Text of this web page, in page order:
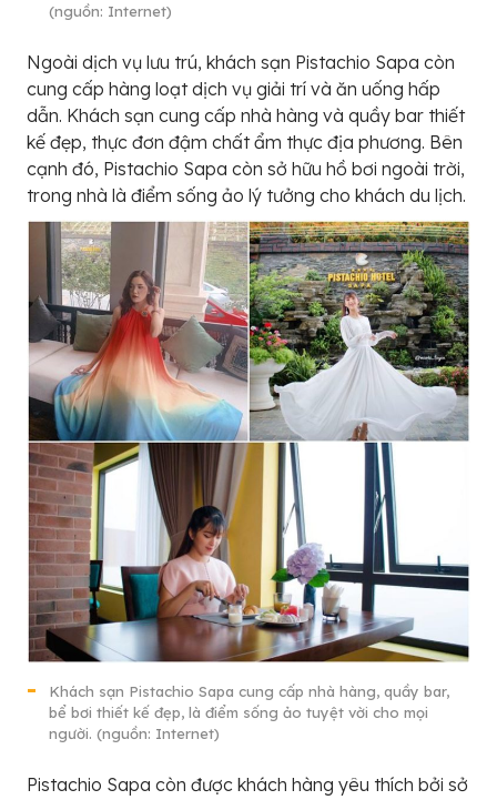
(nguồn: Internet)
Ngoài dịch vụ lưu trú, khách sạn Pistachio Sapa còn
cung cấp hàng loạt dịch vụ giải trí và ăn uống hấp
dẫn. Khách sạn cung cấp nhà hàng và quầy bar thiết
kế đẹp, thực đơn đậm chất ẩm thực địa phương. Bên
cạnh đó, Pistachio Sapa còn sở hữu hồ bơi ngoài trời,
trong nhà là điểm sống ảo lý tưởng cho khách du lịch.
Khách sạn Pistachio Sapa cung cấp nhà hàng, quầy bar,
bể bơi thiết kế đẹp, là điểm sống ảo tuyệt vời cho mọi
người. (nguồn: Internet)
Pistachio Sapa còn được khách hàng yêu thích bởi sở